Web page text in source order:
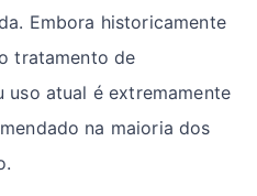
Embora historicamente
tratamento de
uso atual é extremamente
na maioria dos